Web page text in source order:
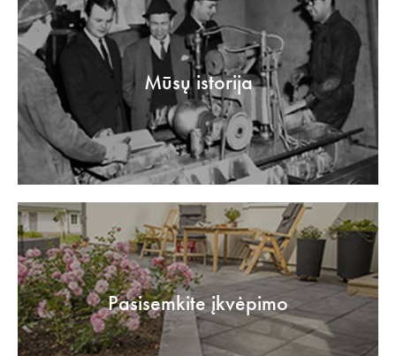
Mūsų istorija
Pasisemkite įkvėpimo